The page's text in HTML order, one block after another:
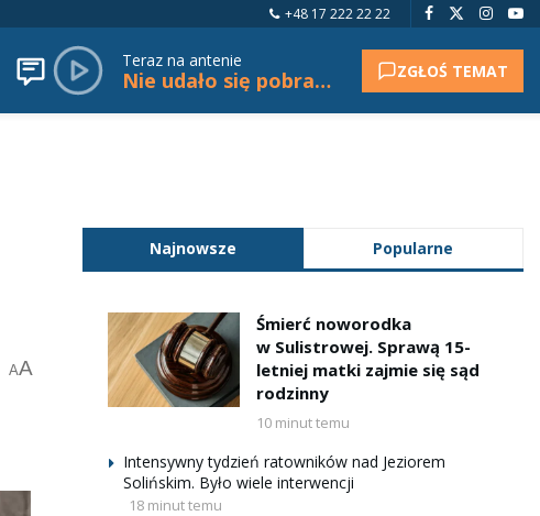
+48 17 222 22 22
Teraz na antenie
Nie udało się pobrać tytułu. ZGŁOŚ TEMAT
AA
Najnowsze Popularne
Śmierć noworodka
w Sulistrowej. Sprawą 15-
letniej matki zajmie się sąd
rodzinny
10 minut temu
Intensywny tydzień ratowników nad Jeziorem
Solińskim. Było wiele interwencji
18 minut temu